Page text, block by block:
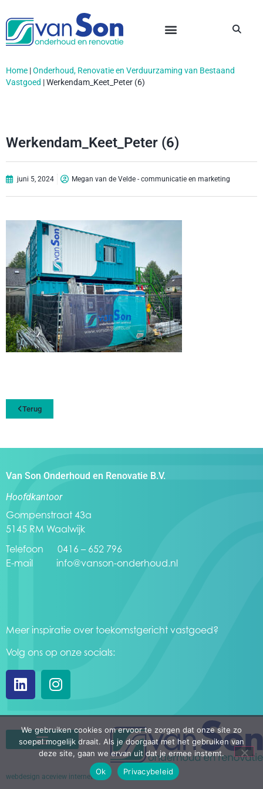
Home |Onderhoud, Renovatie en Verduurzaming van Bestaand
Vastgoed |Werkendam_Keet_Peter (6)
Werkendam_Keet_Peter (6)
juni 5, 2024 Megan van de Velde - communicatie en marketing
Terug
Van Son Onderhoud en Renovatie B.V.
Hoofdkantoor
Gompenstraat 43a
5145 RM Waalwijk
Telefoon 0416 – 652 796
E-mail info@vanson-onderhoud.nl
Meer inspiratie over toekomstgericht vastgoed?
Volg ons op onze socials:
webdesign aceview internet
We gebruiken cookies om ervoor te zorgen dat onze site zo
soepel mogelijk draait. Als je doorgaat met het gebruiken van
deze site, gaan we ervan uit dat je ermee instemt.
Ok
Privacybeleid